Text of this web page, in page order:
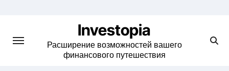
content
Investopia
Расширение возможностей вашего
финансового путешествия